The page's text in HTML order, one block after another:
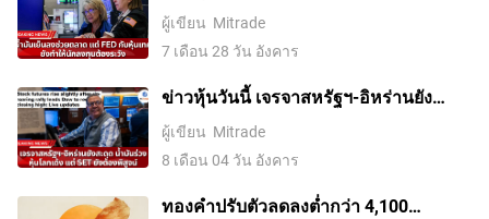
Fed กับหุ้นเทคยังทำให้นักลงทุนต้องระวัง
ผู้เขียน Mitrade
7 เดือน 28 วัน อังคาร
ข่าวหุ้นวันนี้ เจรจาสหรัฐฯ-อิหร่านยัง
สะดุด น้ำมันร่วง หุ้นโลกเด้ง แต่ SET ยัง
ต้องพิสูจน์
ผู้เขียน Mitrade
8 เดือน 04 วัน อังคาร
ทองคำปรับตัวลดลงต่ำกว่า 4,100